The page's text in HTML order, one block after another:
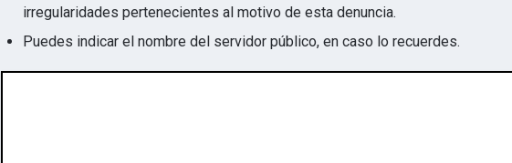
irregularidades pertenecientes al motivo de esta denuncia.
Puedes indicar el nombre del servidor público, en caso lo recuerdes.